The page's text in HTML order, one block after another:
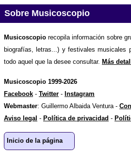
Sobre Musicoscopio
Musicoscopio recopila información sobre
biografías, letras...) y festivales musicales
todo aquel que la desee consultar. Más
Musicoscopio 1999-2026
Facebook - Twitter - Instagram
Webmaster: Guillermo Albaida Ventura -
Aviso legal - Política de privacidad -
Inicio de la página